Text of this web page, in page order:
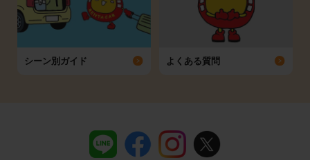
シーン別ガイド よくある質問